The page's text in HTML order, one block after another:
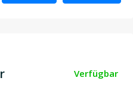
Verfügbar